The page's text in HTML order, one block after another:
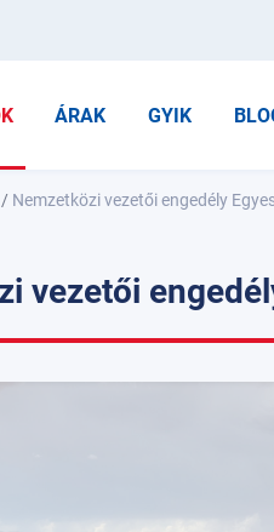
ÁRAK GYIK
/ Nemzetközi vezetői engedély
vezetői